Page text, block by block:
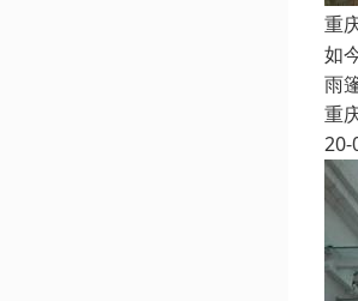
重
如
雨
重
20-